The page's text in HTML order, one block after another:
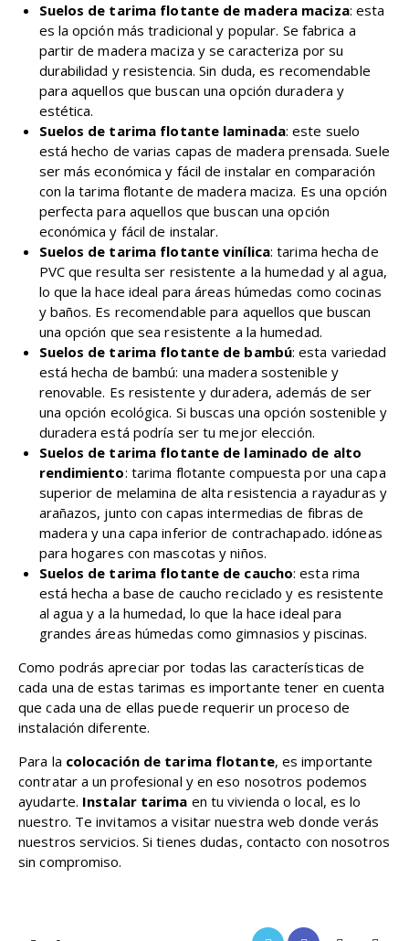
Suelos de tarima flotante de madera maciza: esta
es la opción más tradicional y popular. Se fabrica a
partir de madera maciza y se caracteriza por su
durabilidad y resistencia. Sin duda, es recomendable
para aquellos que buscan una opción duradera y
estética.
Suelos de tarima flotante laminada: este suelo
está hecho de varias capas de madera prensada. Suele
ser más económica y fácil de instalar en comparación
con la tarima flotante de madera maciza. Es una opción
perfecta para aquellos que buscan una opción
económica y fácil de instalar.
Suelos de tarima flotante vinílica: tarima hecha de
PVC que resulta ser resistente a la humedad y al agua,
lo que la hace ideal para áreas húmedas como cocinas
y baños. Es recomendable para aquellos que buscan
una opción que sea resistente a la humedad.
Suelos de tarima flotante de bambú: esta variedad
está hecha de bambú: una madera sostenible y
renovable. Es resistente y duradera, además de ser
una opción ecológica. Si buscas una opción sostenible y
duradera está podría ser tu mejor elección.
Suelos de tarima flotante de laminado de alto
rendimiento: tarima flotante compuesta por una capa
superior de melamina de alta resistencia a rayaduras y
arañazos, junto con capas intermedias de fibras de
madera y una capa inferior de contrachapado. idóneas
para hogares con mascotas y niños.
Suelos de tarima flotante de caucho: esta rima
está hecha a base de caucho reciclado y es resistente
al agua y a la humedad, lo que la hace ideal para
grandes áreas húmedas como gimnasios y piscinas.
Como podrás apreciar por todas las características de
cada una de estas tarimas es importante tener en cuenta
que cada una de ellas puede requerir un proceso de
instalación diferente.
Para la colocación de tarima flotante, es importante
contratar a un profesional y en eso nosotros podemos
ayudarte. Instalar tarima en tu vivienda o local, es lo
nuestro. Te invitamos a visitar nuestra web donde verás
nuestros servicios. Si tienes dudas, contacto con nosotros
sin compromiso.